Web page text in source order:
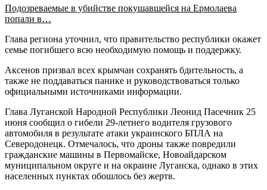
Подозреваемые в убийстве покушавшейся на Ермолаева
попали в…
Глава региона уточнил, что правительство республики окажет
семье погибшего всю необходимую помощь и поддержку.
Аксенов призвал всех крымчан сохранять бдительность, а
также не поддаваться панике и руководствоваться только
официальными источниками информации.
Глава Луганской Народной Республики Леонид Пасечник 25
июня сообщил о гибели 29-летнего водителя грузового
автомобиля в результате атаки украинского БПЛА на
Северодонецк. Отмечалось, что дроны также повредили
гражданские машины в Первомайске, Новоайдарском
муниципальном округе и на окраине Луганска, однако в этих
населенных пунктах обошлось без жертв.